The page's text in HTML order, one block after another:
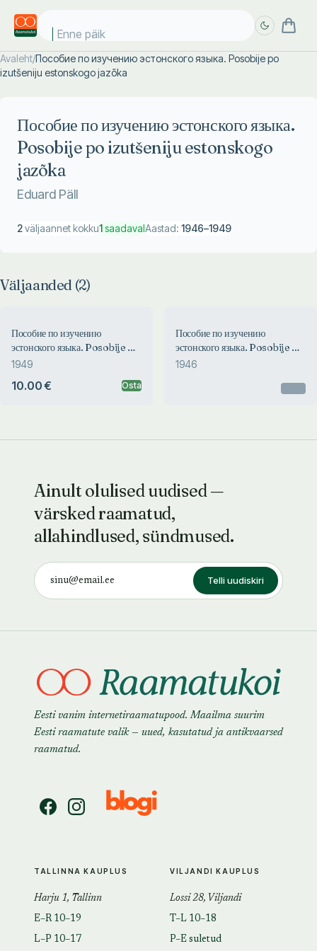
Enne päike
Avaleht/Пособие по изучению эстонского языка. Posobije po
izutšeniju estonskogo jazõka
Пособие по изучению эстонского языка.
Posobije po izutšeniju estonskogo
jazõka
Eduard Päll
2väljaannet kokku1saadavalAastad: 1946–1949
Väljaanded (2)
Пособие по изучению
эстонского языка. Posobije po
izutšeniju estonskogo
1949
10.00 € Osta
Пособие по изучению
эстонского языка. Posobije po
izutšeniju estonskogo
1946
Ainult olulised uudised —
värsked raamatud,
allahindlused, sündmused.
Telli uudiskiri
Eesti vanim internetiraamatupood. Maailma suurim
Eesti raamatute valik — uued, kasutatud ja antikvaarsed
raamatud.
TALLINNA KAUPLUS
Harju 1, Tallinn
E–R 10–19
L–P 10–17
VILJANDI KAUPLUS
Lossi 28, Viljandi
T–L 10–18
P–E suletud